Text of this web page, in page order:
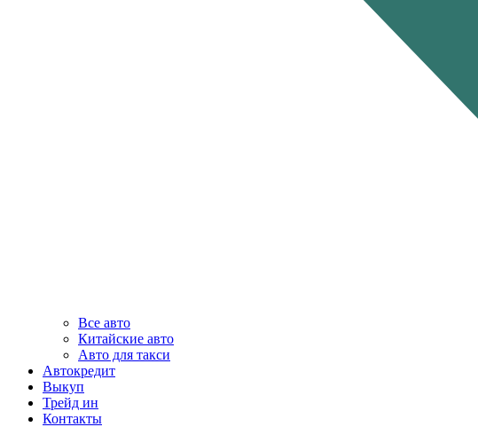
Все авто
Китайские авто
Авто для такси
Автокредит
Выкуп
Трейд ин
Контакты